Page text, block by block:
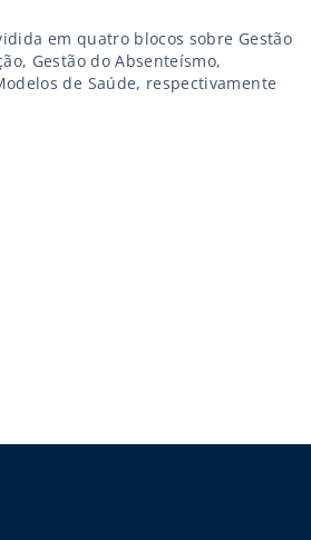
em quatro blocos sobre Gestão
Gestão do Absenteísmo,
de Saúde, respectivamente